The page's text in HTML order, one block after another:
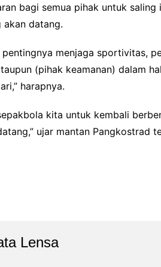
bagi semua pihak untuk
akan datang.
menjaga sportivitas,
(pihak keamanan) dalam
harapnya.
kita untuk kembali
ujar mantan Pangkostrad
Lensa